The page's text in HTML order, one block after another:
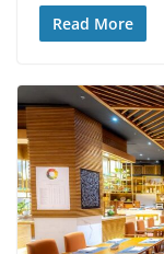
Read More